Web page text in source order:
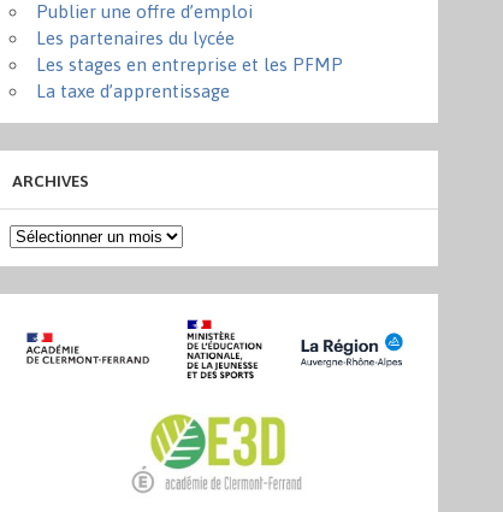
Publier une offre d’emploi
Les partenaires du lycée
Les stages en entreprise et les PFMP
La taxe d’apprentissage
ARCHIVES
Archives